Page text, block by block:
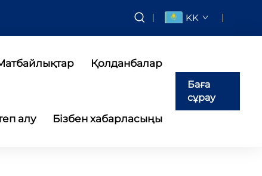
KK
Қолданбалар
алу Бізбен хабарласыңы
Баға
сұрау